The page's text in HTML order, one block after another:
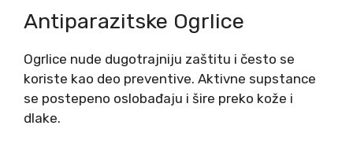
Antiparazitske Ogrlice
Ogrlice nude dugotrajniju zaštitu i često se
koriste kao deo preventive. Aktivne supstance
se postepeno oslobađaju i šire preko kože i
dlake.